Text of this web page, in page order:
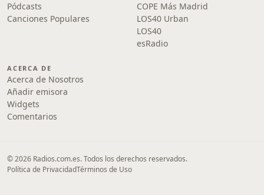
Pódcasts
Canciones Populares
COPE Más Madrid
LOS40 Urban
LOS40
esRadio
ACERCA DE
Acerca de Nosotros
Añadir emisora
Widgets
Comentarios
© 2026 Radios.com.es. Todos los derechos reservados.
Política de PrivacidadTérminos de Uso